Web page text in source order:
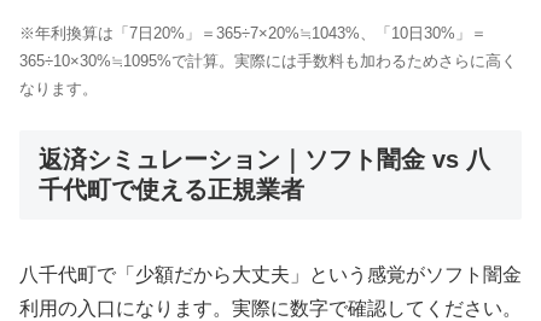
※年利換算は「7日20%」＝365÷7×20%≒1043%、「10日30%」＝
365÷10×30%≒1095%で計算。実際には手数料も加わるためさらに高く
なります。
返済シミュレーション｜ソフト闇金 vs 八
千代町で使える正規業者
八千代町で「少額だから大丈夫」という感覚がソフト闇金
利用の入口になります。実際に数字で確認してください。